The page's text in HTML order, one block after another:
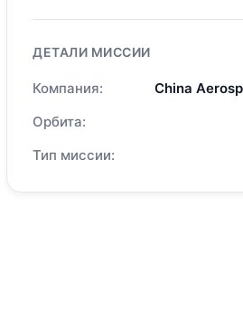
ДЕТАЛИ МИССИИ
Компания:
China
Орбита:
Тип миссии: